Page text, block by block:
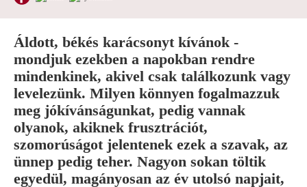
Áldott, békés karácsonyt kívánok -
mondjuk ezekben a napokban rendre
mindenkinek, akivel csak találkozunk vagy
levelezünk. Milyen könnyen fogalmazzuk
meg jókívánságunkat, pedig vannak
olyanok, akiknek frusztrációt,
szomorúságot jelentenek ezek a szavak, az
ünnep pedig teher. Nagyon sokan töltik
egyedül, magányosan az év utolsó napjait,